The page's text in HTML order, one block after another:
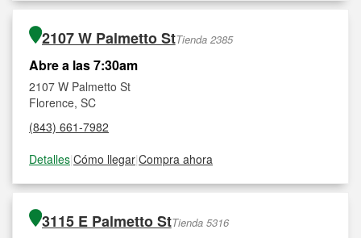
2107 W Palmetto StTienda 2385
Abre a las 7:30am
2107 W Palmetto St
Florence, SC
(843) 661-7982
Detalles|Cómo llegar|Compra ahora
3115 E Palmetto StTienda 5316